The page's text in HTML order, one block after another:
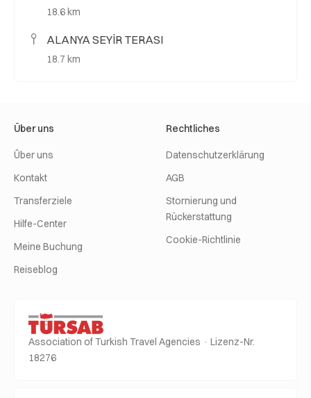
18.6 km
ALANYA SEYİR TERASI
18.7 km
Über uns
Über uns
Kontakt
Transferziele
Hilfe-Center
Meine Buchung
Reiseblog
Rechtliches
Datenschutzerklärung
AGB
Stornierung und
Rückerstattung
Cookie-Richtlinie
Association of Turkish Travel Agencies · Lizenz-Nr.
18276